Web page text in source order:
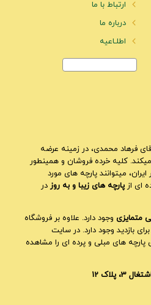
ارتباط با ما
درباره ما
اطلـاعیه
فرهاد محمدی، در زمینه عرضه
کلیه خرده فروشان و همینطور
میتوانند پارچه های مورد
ای ازپارچه های زیبا و به روز در
متمایزی وجود دارد. علاوه بر فروشگاه
بازدید وجود دارد. در سایت
های مبلی و پرده ای را مشاهده
12